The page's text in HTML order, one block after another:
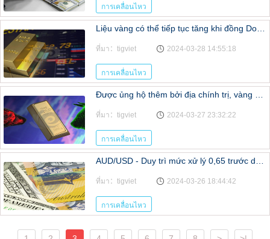
การเคลื่อนไหว
Liệu vàng có thể tiếp tục tăng khi đồng Dollar Mỹ suy yếu ?
ที่มา：tigviet 2024-03-28 14:55:18
การเคลื่อนไหว
ที่มา：tigviet 2024-03-27 23:32:22
การเคลื่อนไหว
ที่มา：tigviet 2024-03-26 18:44:42
การเคลื่อนไหว